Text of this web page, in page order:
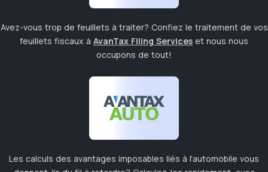
Avez-vous trop de feuillets à traiter? Confiez le traitement de vos
feuillets fiscaux à AvanTax Filing Services et nous nous
occupons de tout!
Les calculs des avantages imposables liés à l’automobile vous